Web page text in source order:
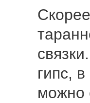
гипс,
можно